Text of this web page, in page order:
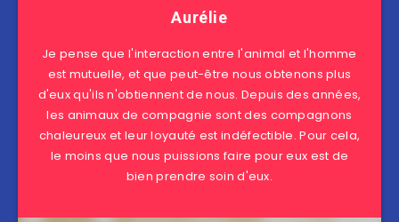
Aurélie
Je pense que l'interaction entre l'animal et l'homme
est mutuelle, et que peut-être nous obtenons plus
d'eux qu'ils n'obtiennent de nous. Depuis des années,
les animaux de compagnie sont des compagnons
chaleureux et leur loyauté est indéfectible. Pour cela,
le moins que nous puissions faire pour eux est de
bien prendre soin d'eux.